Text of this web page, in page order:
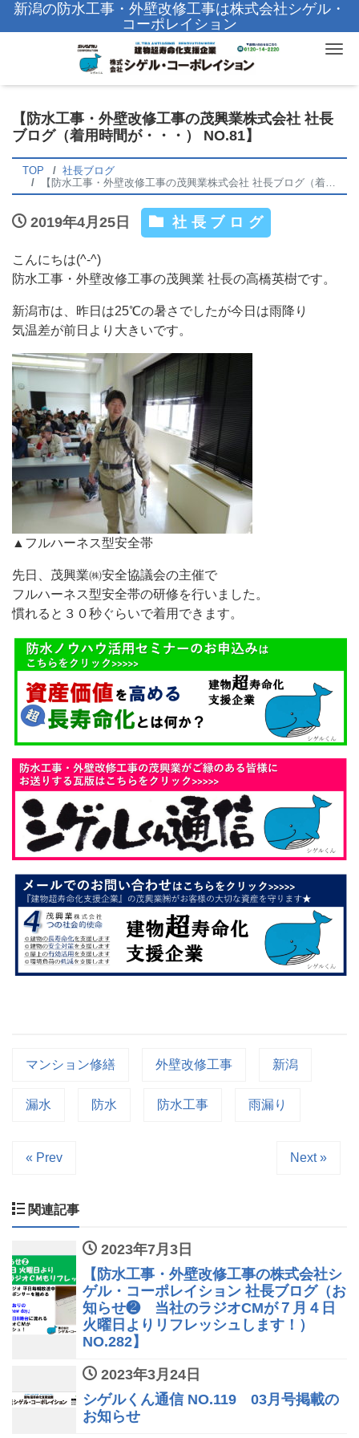
新潟の防水工事・外壁改修工事は株式会社シゲル・
コーポレイション
【防水工事・外壁改修工事の茂興業株式会社 社長
ブログ（着用時間が・・・） NO.81】
TOP
社長ブログ
【防水工事・外壁改修工事の茂興業株式会社 社長ブログ（着用時間が・・・） NO.81】
2019年4月25日 社長ブログ
こんにちは(^-^)
防水工事・外壁改修工事の茂興業 社長の高橋英樹です。
新潟市は、昨日は25℃の暑さでしたが今日は雨降り
気温差が前日より大きいです。
▲フルハーネス型安全帯
先日、茂興業㈱安全協議会の主催で
フルハーネス型安全帯の研修を行いました。
慣れると３０秒ぐらいで着用できます。
マンション修繕 外壁改修工事 新潟
漏水 防水 防水工事 雨漏り
« Prev Next »
関連記事
2023年7月3日
【防水工事・外壁改修工事の株式会社シ
ゲル・コーポレイション 社長ブログ（お
知らせ❷ 当社のラジオCMが７月４日
火曜日よりリフレッシュします！）
NO.282】
2023年3月24日
シゲルくん通信 NO.119 03月号掲載の
お知らせ